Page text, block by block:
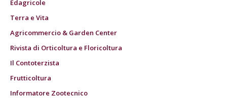
Edagricole
Terra e Vita
Agricommercio & Garden Center
Rivista di Orticoltura e Floricoltura
Il Contoterzista
Frutticoltura
Informatore Zootecnico